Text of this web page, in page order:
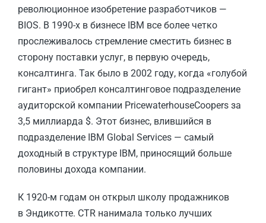
революционное изобретение разработчиков —
BIOS. В 1990-х в бизнесе IBM все более четко
прослеживалось стремление сместить бизнес в
сторону поставки услуг, в первую очередь,
консалтинга. Так было в 2002 году, когда «голубой
гигант» приобрел консалтинговое подразделение
аудиторской компании PricewaterhouseCoopers за
3,5 миллиарда $. Этот бизнес, влившийся в
подразделение IBM Global Services — самый
доходный в структуре IBM, приносящий больше
половины дохода компании.
К 1920-м годам он открыл школу продажников
в Эндикотте. CTR нанимала только лучших